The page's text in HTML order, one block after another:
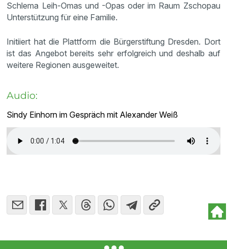
Schlema Leih-Omas und -Opas oder im Raum Zschopau
Unterstützung für eine Familie.
Initiiert hat die Plattform die Bürgerstiftung Dresden. Dort
ist das Angebot bereits sehr erfolgreich und deshalb auf
weitere Regionen ausgeweitet.
Audio:
Sindy Einhorn im Gespräch mit Alexander Weiß